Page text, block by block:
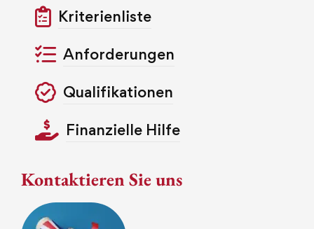
Kriterienliste
Anforderungen
Qualifikationen
Finanzielle Hilfe
Kontaktieren Sie uns